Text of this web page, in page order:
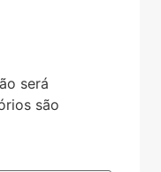
será
são